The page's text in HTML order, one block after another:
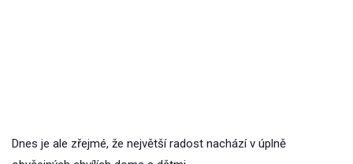
Dnes je ale zřejmé, že největší radost nachází v úplně